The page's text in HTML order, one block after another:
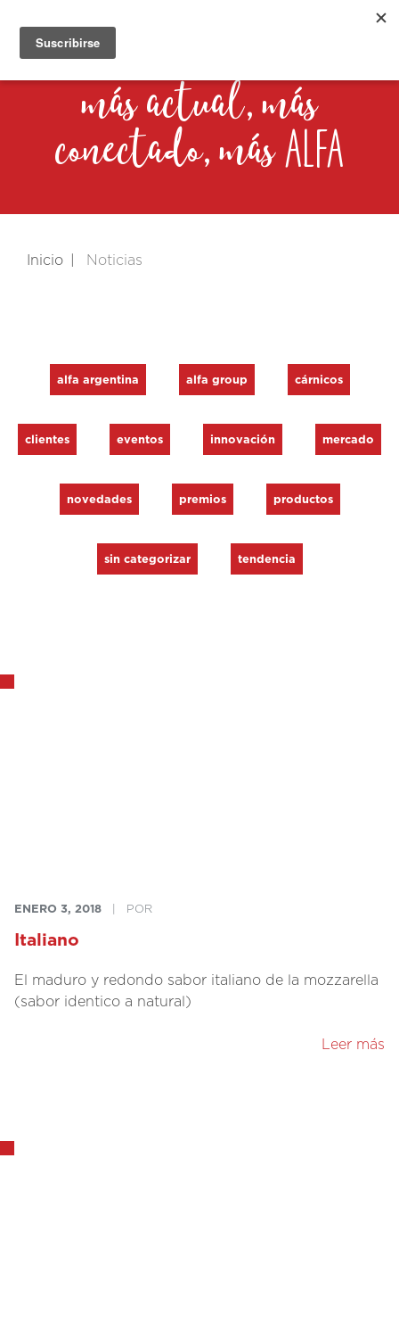
más actual, más
conectado, más alfa
Inicio Noticias
alfa argentina alfa group cárnicos
clientes eventos innovación mercado
novedades premios productos
sin categorizar tendencia
ENERO 3, 2018 POR
Italiano
El maduro y redondo sabor italiano de la mozzarella
(sabor identico a natural)
Leer más